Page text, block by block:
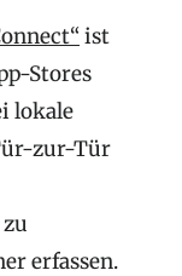
ist
Stores
lokale
zur-Tür
erfassen.